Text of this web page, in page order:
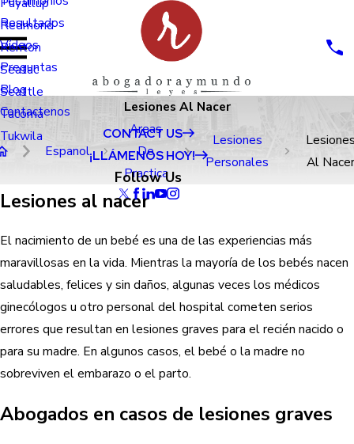
Redmond
Renton
Seatac
Seattle
Tacoma
Tukwila
Resultados
Vídeos
Preguntas
Blog
Contactenos
CONTACT US
¡LLÁMENOS HOY!
Follow Us
Lesiones Al Nacer
Espanol
Areas
De
Practica
Lesiones
Personales
Al Nacer
Lesiones al nacer
El nacimiento de un bebé es una de las experiencias más
maravillosas en la vida. Mientras la mayoría de los bebés nacen
saludables, felices y sin daños, algunas veces los médicos
ginecólogos u otro personal del hospital cometen serios
errores que resultan en lesiones graves para el recién nacido o
para su madre. En algunos casos, el bebé o la madre no
sobreviven el embarazo o el parto.
Abogados en casos de lesiones graves